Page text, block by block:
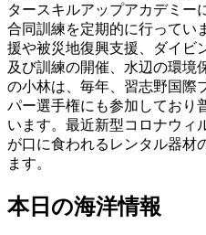
タースキルアップアカデミー
合同訓練を定期的に行ってい
援や被災地復興支援、ダイビ
及び訓練の開催、水辺の環境
の小林は、毎年、習志野国際
パー選手権にも参加しており
います。最近新型コロナウィ
が口に食われるレンタル器材
ます。
本日の海洋情報